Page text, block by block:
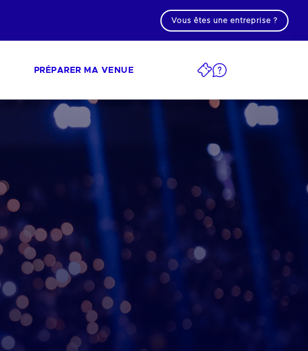
Vous êtes une entreprise ?
PRÉPARER MA VENUE